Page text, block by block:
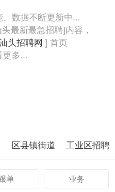
数据不断更新中...
最新最急招聘]内容，
头招聘网 ] 首页
更多...
区县镇街道 工业区招聘
单 业务